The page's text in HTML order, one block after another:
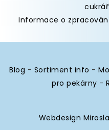
Informace o
Blog - Sortiment info -
pro pekárny -
Webdesign